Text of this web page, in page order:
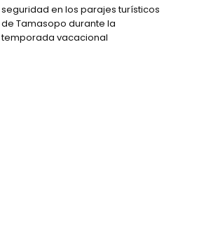
seguridad en los parajes turísticos
de Tamasopo durante la
temporada vacacional